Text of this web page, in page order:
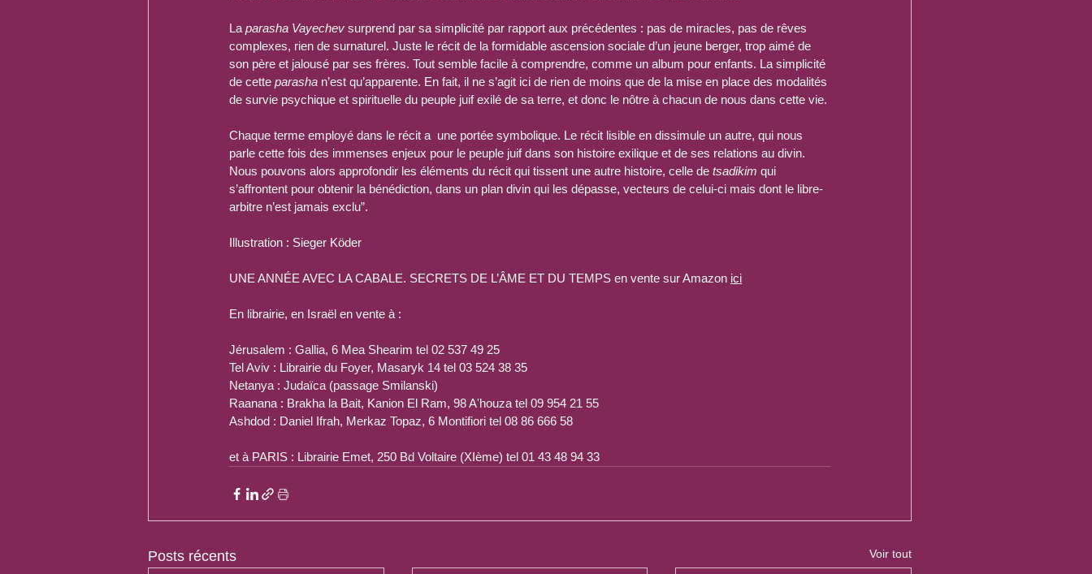
La parasha Vayechev surprend par sa simplicité par rapport aux précédentes : pas de miracles, pas de rêves
complexes, rien de surnaturel. Juste le récit de la formidable ascension sociale d’un jeune berger, trop aimé de
son père et jalousé par ses frères. Tout semble facile à comprendre, comme un album pour enfants. La simplicité
de cette parasha n’est qu’apparente. En fait, il ne s’agit ici de rien de moins que de la mise en place des modalités
de survie psychique et spirituelle du peuple juif exilé de sa terre, et donc le nôtre à chacun de nous dans cette vie.
Chaque terme employé dans le récit a  une portée symbolique. Le récit lisible en dissimule un autre, qui nous
parle cette fois des immenses enjeux pour le peuple juif dans son histoire exilique et de ses relations au divin.
Nous pouvons alors approfondir les éléments du récit qui tissent une autre histoire, celle de tsadikim qui
s’affrontent pour obtenir la bénédiction, dans un plan divin qui les dépasse, vecteurs de celui-ci mais dont le libre-
arbitre n’est jamais exclu”.
Illustration : Sieger Köder
UNE ANNÉE AVEC LA CABALE. SECRETS DE L’ÂME ET DU TEMPS en vente sur Amazon ici
En librairie, en Israël en vente à :
Jérusalem : Gallia, 6 Mea Shearim tel 02 537 49 25
Tel Aviv : Librairie du Foyer, Masaryk 14 tel 03 524 38 35
Netanya : Judaïca (passage Smilanski)
Raanana : Brakha la Bait, Kanion El Ram, 98 A'houza tel 09 954 21 55
Ashdod : Daniel Ifrah, Merkaz Topaz, 6 Montifiori tel 08 86 666 58
et à PARIS : Librairie Emet, 250 Bd Voltaire (XIème) tel 01 43 48 94 33
Posts récents Voir tout